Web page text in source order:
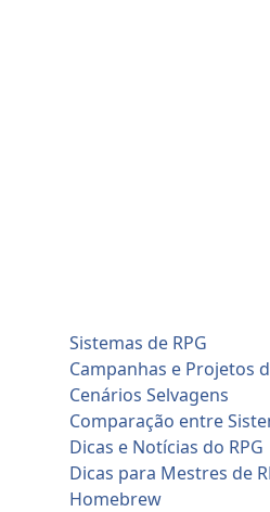
Sistemas de RPG
Campanhas e Projetos
Cenários Selvagens
Comparação entre
Dicas e Notícias do RPG
Dicas para Mestres de
Homebrew